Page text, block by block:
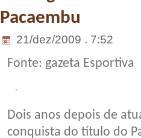
Pacaembu
21/dez/2009 . 7:52
Fonte: gazeta Esportiva
Dois anos depois de
conquista do título do